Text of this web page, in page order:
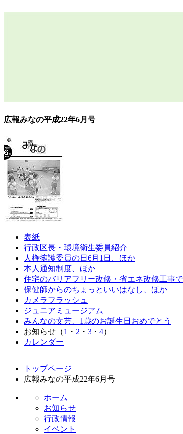
広報みなの平成22年6月号
表紙
行政区長・環境衛生委員紹介
人権擁護委員の日6月1日、ほか
本人通知制度、ほか
住宅のバリアフリー改修・省エネ改修工事
保健師からのちょっといいはなし、ほか
カメラフラッシュ
ジュニアミュージアム
みんなの文芸、1歳のお誕生日おめでとう
お知らせ（1 ・ 2 ・ 3 ・ 4）
カレンダー
トップページ
広報みなの平成22年6月号
ホーム
お知らせ
行政情報
イベント